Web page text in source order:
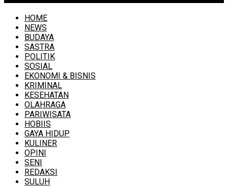
HOME
NEWS
BUDAYA
SASTRA
POLITIK
SOSIAL
EKONOMI & BISNIS
KRIMINAL
KESEHATAN
OLAHRAGA
PARIWISATA
HOBIIS
GAYA HIDUP
KULINER
OPINI
SENI
REDAKSI
SULUH